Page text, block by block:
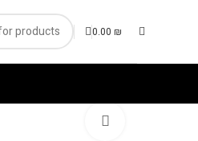
0.00 ₪